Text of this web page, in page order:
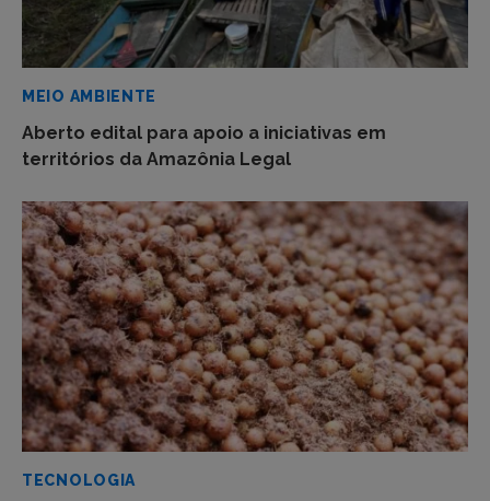
MEIO AMBIENTE
Aberto edital para apoio a iniciativas em
territórios da Amazônia Legal
TECNOLOGIA